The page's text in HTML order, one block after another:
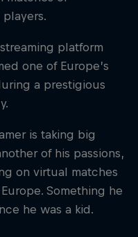
players.
platform
one of Europe’s
a prestigious
is taking big
of his passions,
on virtual matches
Something he
he was a kid.